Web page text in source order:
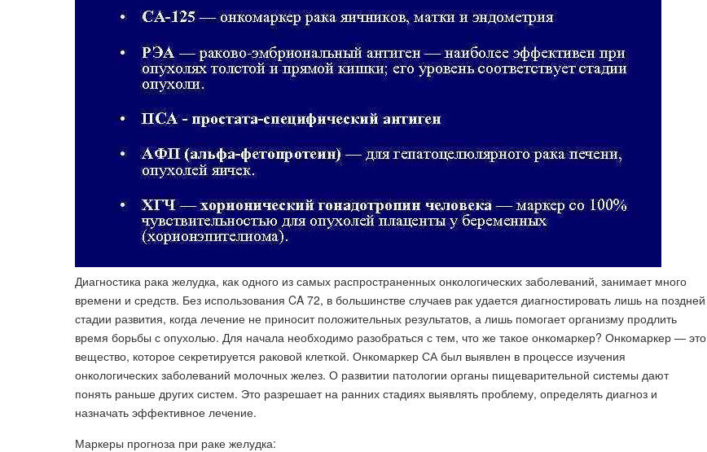
Диагностика рака желудка, как одного из самых распространенных онкологических заболеваний, занимает много
времени и средств. Без использования CA 72, в большинстве случаев рак удается диагностировать лишь на поздней
стадии развития, когда лечение не приносит положительных результатов, а лишь помогает организму продлить
время борьбы с опухолью. Для начала необходимо разобраться с тем, что же такое онкомаркер? Онкомаркер — это
вещество, которое секретируется раковой клеткой. Онкомаркер СА был выявлен в процессе изучения
онкологических заболеваний молочных желез. О развитии патологии органы пищеварительной системы дают
понять раньше других систем. Это разрешает на ранних стадиях выявлять проблему, определять диагноз и
назначать эффективное лечение.
Маркеры прогноза при раке желудка: